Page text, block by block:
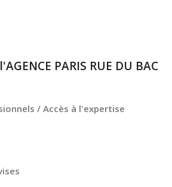
PARIS RUE DU BAC
/ Accès à l'expertise